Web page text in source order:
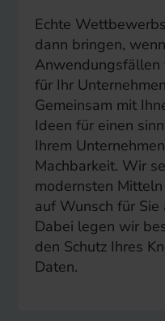
Echte
dann bringen,
Anwendungsfällen
für Ihr
Gemeinsam mit
Ideen für einen
Ihrem
Machbarkeit. Wir
modernsten
auf Wunsch für
Dabei legen wir
den Schutz Ihres
Daten.